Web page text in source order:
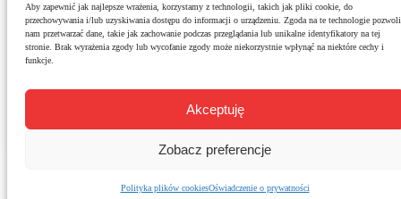
Aby zapewnić jak najlepsze wrażenia, korzystamy z technologii, takich jak pliki cookie, do
przechowywania i/lub uzyskiwania dostępu do informacji o urządzeniu. Zgoda na te technologie pozwoli
nam przetwarzać dane, takie jak zachowanie podczas przeglądania lub unikalne identyfikatory na tej
stronie. Brak wyrażenia zgody lub wycofanie zgody może niekorzystnie wpłynąć na niektóre cechy i
funkcje.
Akceptuję
Zobacz preferencje
Polityka plików cookiesOświadczenie o prywatności
Podróże
Polityka
Sport
Środowisko
Technologie